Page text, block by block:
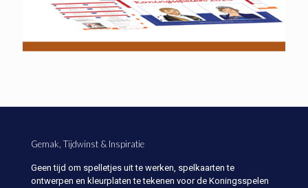
Gemak, Tijdwinst & Inspiratie
Geen tijd om spelletjes uit te werken, spelkaarten te
ontwerpen en kleurplaten te tekenen voor de Koningsspelen